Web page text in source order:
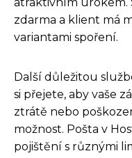
zdarma a klient má
variantami spoření.
Další důležitou
si přejete, aby vaše
ztrátě nebo
možnost. Pošta v
pojištění s různými